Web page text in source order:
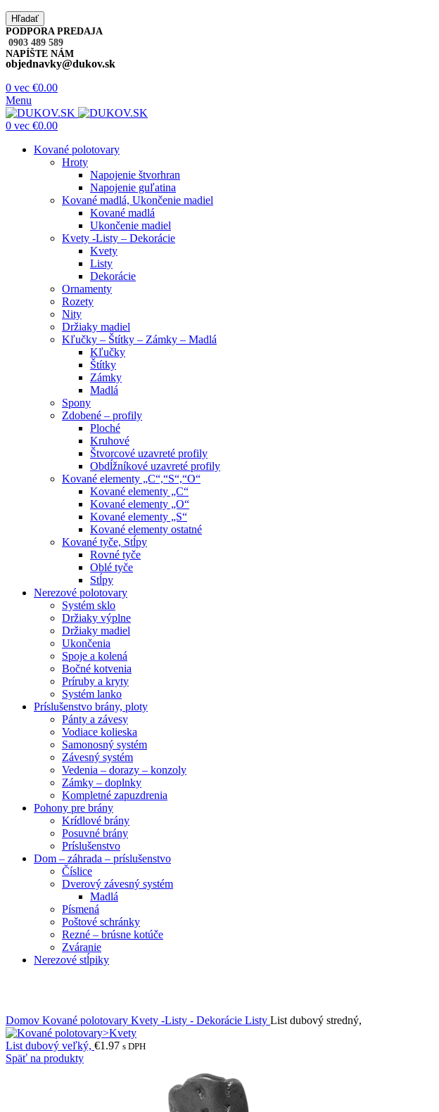
Hľadať
PODPORA PREDAJA
0903 489 589
NAPÍŠTE NÁM
objednavky@dukov.sk
0 vec €0.00
Menu
0 vec €0.00
Kované polotovary
Hroty
Napojenie štvorhran
Napojenie guľatina
Kované madlá, Ukončenie madiel
Kované madlá
Ukončenie madiel
Kvety -Listy – Dekorácie
Kvety
Listy
Dekorácie
Ornamenty
Rozety
Nity
Držiaky madiel
Kľučky – Štítky – Zámky – Madlá
Kľučky
Štítky
Zámky
Madlá
Spony
Zdobené – profily
Ploché
Kruhové
Štvorcové uzavreté profily
Obdĺžníkové uzavreté profily
Kované elementy „C“,“S“,“O“
Kované elementy „C“
Kované elementy „O“
Kované elementy „S“
Kované elementy ostatné
Kované tyče, Stĺpy
Rovné tyče
Oblé tyče
Stĺpy
Nerezové polotovary
Systém sklo
Držiaky výplne
Držiaky madiel
Ukončenia
Spoje a kolená
Bočné kotvenia
Príruby a kryty
Systém lanko
Príslušenstvo brány, ploty
Pánty a závesy
Vodiace kolieska
Samonosný systém
Závesný systém
Vedenia – dorazy – konzoly
Zámky – doplnky
Kompletné zapuzdrenia
Pohony pre brány
Krídlové brány
Posuvné brány
Príslušenstvo
Dom – záhrada – príslušenstvo
Číslice
Dverový závesný systém
Madlá
Písmená
Poštové schránky
Rezné – brúsne kotúče
Zváranie
Nerezové stĺpiky
Domov Kované polotovary Kvety -Listy - Dekorácie Listy List dubový stredný,
List dubový veľký, €1.97 s DPH
Späť na produkty